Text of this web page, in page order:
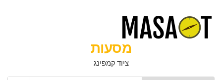
מסעות
ציוד קמפינג